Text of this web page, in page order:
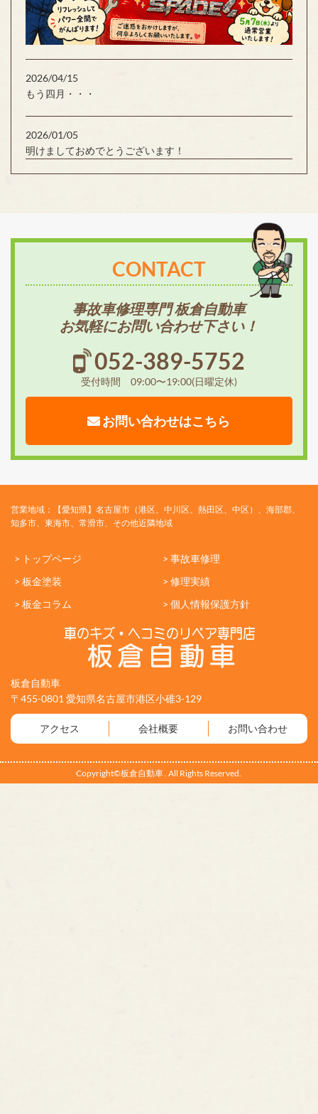
2026/04/15
もう四月・・・
2026/01/05
明けましておめでとうございます！
CONTACT
事故車修理専門 板倉自動車
お気軽にお問い合わせ下さい！
052-389-5752
受付時間 09:00〜19:00(日曜定休)
お問い合わせはこちら
営業地域：【愛知県】名古屋市（港区、中川区、熱田区、中区）、海部郡、
知多市、東海市、常滑市、その他近隣地域
> トップページ
> 事故車修理
> 板金塗装
> 修理実績
> 板金コラム
> 個人情報保護方針
板倉自動車
〒455-0801 愛知県名古屋市港区小碓3-129
アクセス 会社概要 お問い合わせ
Copyright©板倉自動車 . All Rights Reserved.